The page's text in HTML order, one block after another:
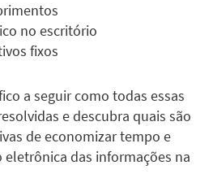
no escritório
fixos
a seguir como todas essas
e descubra quais são
de economizar tempo e
das informações na